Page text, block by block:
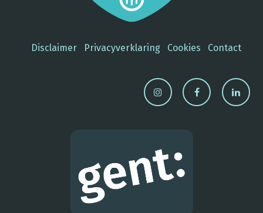
Disclaimer Privacyverklaring Cookies Contact